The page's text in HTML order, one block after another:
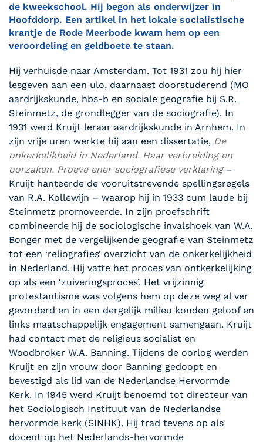
de kweekschool. Hij begon als onderwijzer in
Hoofddorp. Een artikel in het lokale socialistische
krantje de Rode Meerbode kwam hem op een
veroordeling en geldboete te staan.
Hij verhuisde naar Amsterdam. Tot 1931 zou hij hier
lesgeven aan een ulo, daarnaast doorstuderend (MO
aardrijkskunde, hbs-b en sociale geografie bij S.R.
Steinmetz, de grondlegger van de sociografie). In
1931 werd Kruijt leraar aardrijkskunde in Arnhem. In
zijn vrije uren werkte hij aan een dissertatie, De
onkerkelikheid in Nederland. Haar verbreiding en
oorzaken. Proeve ener sociografiese verklaring–
Kruijt hanteerde de vooruitstrevende spellingsregels
van R.A. Kollewijn – waarop hij in 1933 cum laude bij
Steinmetz promoveerde. In zijn proefschrift
combineerde hij de sociologische invalshoek van W.A.
Bonger met de vergelijkende geografie van Steinmetz
tot een ‘reliografies’ overzicht van de onkerkelijkheid
in Nederland. Hij vatte het proces van ontkerkelijking
op als een ‘zuiveringsproces’. Het vrijzinnig
protestantisme was volgens hem op deze weg al ver
gevorderd en in een dergelijk milieu konden geloof en
links maatschappelijk engagement samengaan. Kruijt
had contact met de religieus socialist en
Woodbroker W.A. Banning. Tijdens de oorlog werden
Kruijt en zijn vrouw door Banning gedoopt en
bevestigd als lid van de Nederlandse Hervormde
Kerk. In 1945 werd Kruijt benoemd tot directeur van
het Sociologisch Instituut van de Nederlandse
hervormde kerk (SINHK). Hij trad tevens op als
docent op het Nederlands-hervormde